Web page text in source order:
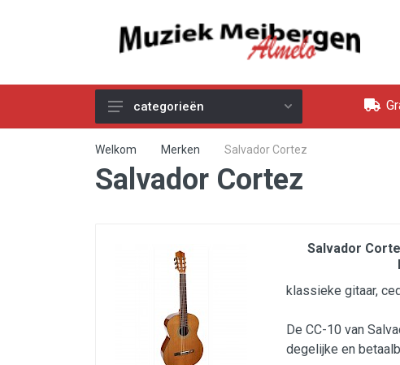
Akoestische Gitaren
Elektrische & Basgitaren
Toetsinstrumenten
categorieën
Welkom Merken Salvador Cortez
Salvador Cortez
Salvador
klassieke gitaar,
De CC-10 van
degelijke en